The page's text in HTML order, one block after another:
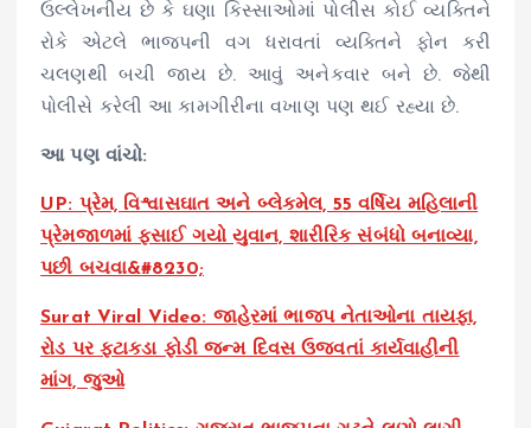
ઉલ્લેખનીય છે કે ઘણા કિસ્સાઓમાં પોલીસ કોઈ વ્યક્તિને
રોકે એટલે ભાજપની વગ ધરાવતાં વ્યક્તિને ફોન કરી
ચલણથી બચી જાય છે. આવું અનેકવાર બને છે. જેથી
પોલીસે કરેલી આ કામગીરીના વખાણ પણ થઈ રહ્યા છે.
આ પણ વાંચો:
UP: પ્રેમ, વિશ્વાસઘાત અને બ્લેકમેલ, 55 વર્ષિય મહિલાની
પ્રેમજાળમાં ફસાઈ ગયો યુવાન, શારીરિક સંબંધો બનાવ્યા,
પછી બચવા&#8230;
Surat Viral Video: જાહેરમાં ભાજપ નેતાઓના તાયફા,
રોડ પર ફટાકડા ફોડી જન્મ દિવસ ઉજવતાં કાર્યવાહીની
માંગ, જુઓ